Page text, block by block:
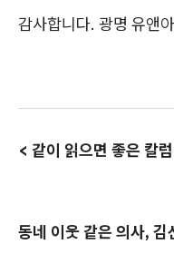
감사합니다. 광명 유앤
< 같이 읽으면 좋은 칼
동네 이웃 같은 의사, 김